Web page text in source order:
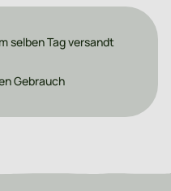
selben Tag versandt
Gebrauch